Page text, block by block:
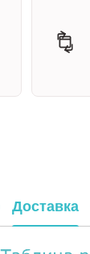
Доставка